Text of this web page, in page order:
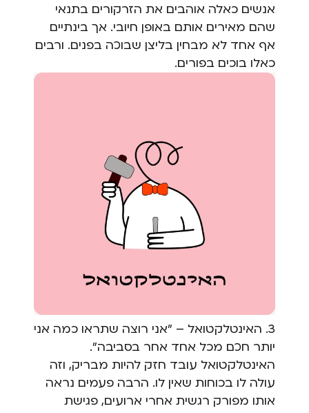
אנשים כאלה אוהבים את הזרקורים בתנאי
שהם מאירים אותם באופן חיובי. אך בינתיים
אף אחד לא מבחין בליצן שבוכה בפנים. ורבים
כאלו בוכים בפורים.
3. האינטלקטואל – "אני רוצה שתראו כמה אני
יותר חכם מכל אחד אחר בסביבה".
האינטלקטואל עובד חזק להיות מבריק, וזה
עולה לו בכוחות שאין לו. הרבה פעמים נראה
אותו מפורק רגשית אחרי ארועים, פגישת